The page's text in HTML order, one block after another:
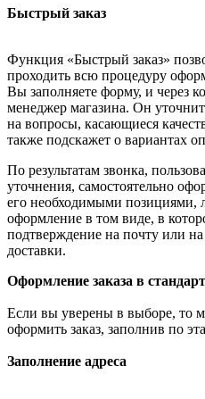
Быстрый заказ
Функция «Быстрый заказ»
проходить всю процедуру
Вы заполняете форму, и через
менеджер магазина. Он уточнит
на вопросы, касающиеся
также подскажет о вариантах
По результатам звонка,
уточнения, самостоятельно
его необходимыми позициями,
оформление в том виде, в
подтверждение на почту или
доставки.
Оформление заказа в
Если вы уверены в выборе, то
оформить заказ, заполнив по
Заполнение адреса